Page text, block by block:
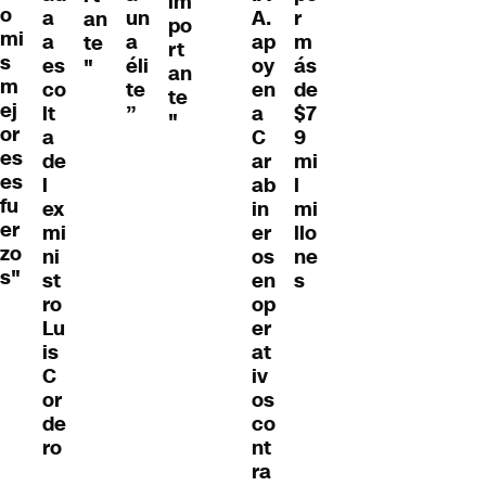
o
mi
s
m
ej
or
es
es
fu
er
zo
s"
a
a
es
co
lt
a
de
l
ex
mi
ni
st
ro
Lu
is
C
or
de
ro
an
te
"
un
a
éli
te
”
po
rt
an
te
"
A.
ap
oy
en
a
C
ar
ab
in
er
os
en
op
er
at
iv
os
co
nt
ra
r
m
ás
de
$7
9
mi
l
mi
llo
ne
s